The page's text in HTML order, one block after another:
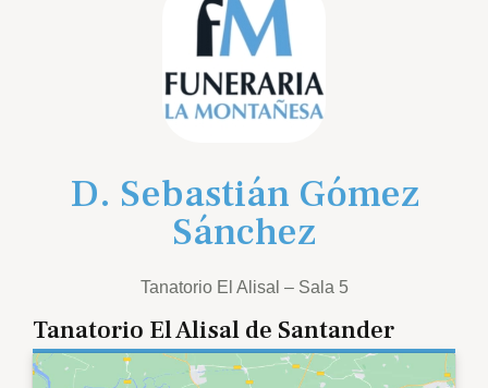
D. Sebastián Gómez
Sánchez
Tanatorio El Alisal – Sala 5
Tanatorio El Alisal de Santander